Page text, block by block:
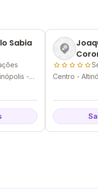
Sabia
-
Centro -